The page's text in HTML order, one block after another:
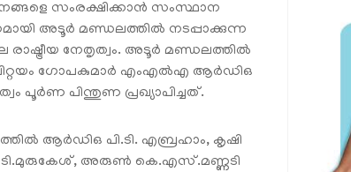
സംരക്ഷിക്കാന്‍ സംസ്ഥാന
അടൂര്‍ മണ്ഡലത്തില്‍ നടപ്പാക്കുന്ന
നേതൃത്വം. അടൂര്‍ മണ്ഡലത്തില്‍
ചിറ്റയം ഗോപകുമാര്‍ എംഎല്‍എ ആര്‍ഡിഒ
പൂര്‍ണ പിന്തുണ പ്രഖ്യാപിച്ചത്.
ആര്‍ഡിഒ പി.ടി. എബ്രഹാം, കൃഷി
ടി.മുരുകേശ്, അരുണ്‍ കെ.എസ്.മണ്ണടി